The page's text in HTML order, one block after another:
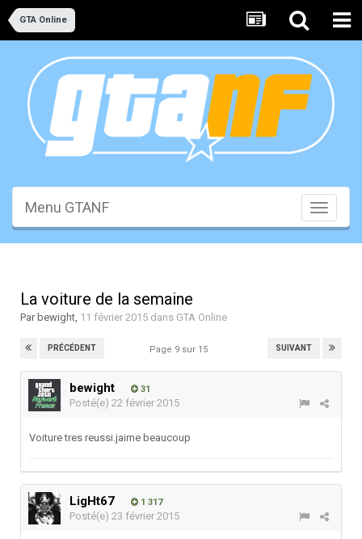
GTA Online
Toggle
Menu GTANF
La voiture de la semaine
Par bewight, 11 février 2015 dans GTA Online
PRÉCÉDENT SUIVANT
Page 9 sur 15
bewight 31
Posté(e) 22 février 2015
Voiture tres reussi.jaime beaucoup
LigHt67 1 317
Posté(e) 23 février 2015